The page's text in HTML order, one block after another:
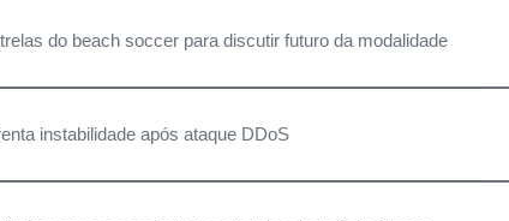
do beach soccer para discutir futuro da modalidade
instabilidade após ataque DDoS